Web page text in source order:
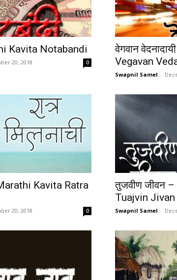
Kavita Notabandi
20, 2018 0
वेगवान
Vegavan
Swapnil Samel -
Kavita Ratra
20, 2018 0
तुजवीण जीवन
Tuajvin Jivan
Swapnil Samel -